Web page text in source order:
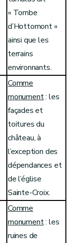
« Tombe
d’Hottomont »
ainsi que les
terrains
environnants.
Comme
monument: les
façades et
toitures du
château, à
l’exception des
dépendances et
de l’église
Sainte-Croix.
Comme
monument: les
ruines de